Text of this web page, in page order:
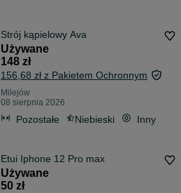
Strój kąpielowy Ava
Używane
148 zł
156,68 zł z Pakietem Ochronnym
Milejów
08 sierpnia 2026
Pozostałe Niebieski Inny
Etui Iphone 12 Pro max
Używane
50 zł